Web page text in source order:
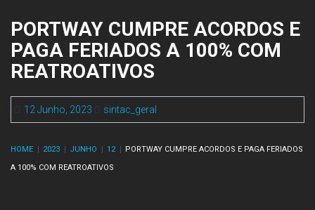
PORTWAY CUMPRE ACORDOS E
PAGA FERIADOS A 100% COM
REATROATIVOS
12 Junho, 2023 sintac_geral
HOME 2023 JUNHO 12
PORTWAY CUMPRE ACORDOS E PAGA FERIADOS
A 100% COM REATROATIVOS